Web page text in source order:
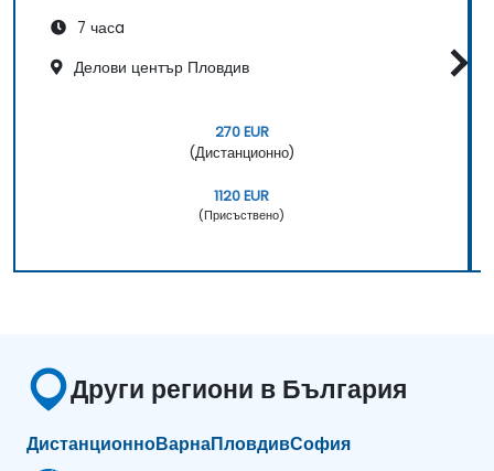
7 часa
Делови център Пловдив
270 EUR
(Дистанционно)
1120 EUR
(Присъствено)
Други региони в България
ДистанционноВарнаПловдивСофия